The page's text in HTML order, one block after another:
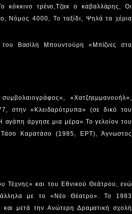
κόκκινο τρένο,Τζακ ο καβαλλάρης, Οι
Νόμος 4000, Το ταξίδι, Ψηλά τα χέρια
του Βασίλη Μπουντούρη «Μπίζνες στα
«Χατζηεμμανουήλ»,
στην «Κλειδαρότρυπα» (σε δικό του
αγάπη άργησε μια μέρα».Το γελοίον του
Καρατάσο (1985, ΕΡΤ), Άγνωστος
Τέχνης» και του Εθνικού Θεάτρου, ενώ
με το «Νέο Θέατρο». Το 1983
μετά την Ανώτερη Δραματική σχολή